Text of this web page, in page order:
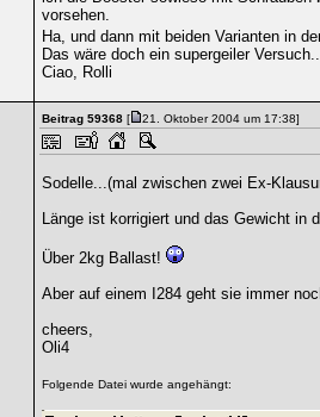
vorsehen.
Ha, und dann mit beiden Varianten in
Das wäre doch ein supergeiler
Ciao, Rolli
Beitrag 59368[ 21. Oktober 2004 um 17:38]
Sodelle...(mal zwischen zwei Ex-
Länge ist korrigiert und das Gewicht in
Über 2kg Ballast!
Aber auf einem I284 geht sie immer
cheers,
Oli4
Folgende Datei wurde angehängt: